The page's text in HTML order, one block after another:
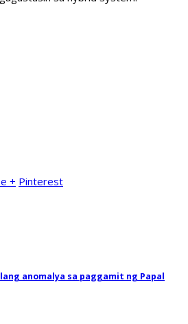
+ Pinterest
anomalya sa paggamit ng Papal